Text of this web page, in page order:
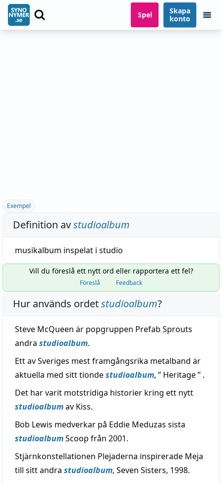
Spel
Skapa
konto
Exempel
Definition avstudioalbum
musikalbum inspelat i studio
Vill du föreslå ett nytt ord eller rapportera ett fel?
Föreslå Feedback
Hur används ordetstudioalbum?
Steve McQueen är popgruppen Prefab Sprouts
andra studioalbum.
Ett av Sveriges mest framgångsrika metalband är
aktuella med sitt tiondestudioalbum, ” Heritage ” .
Det har varit motstridiga historier kring ett nytt
studioalbumav Kiss.
Bob Lewis medverkar på Eddie Meduzas sista
studioalbumScoop från 2001.
Stjärnkonstellationen Plejaderna inspirerade Meja
till sitt andra studioalbum, Seven Sisters, 1998.